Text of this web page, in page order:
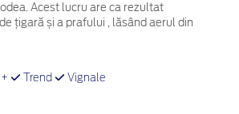
Acest lucru are ca rezultat
țigară și a prafului , lăsând aerul din
Trend Vignale